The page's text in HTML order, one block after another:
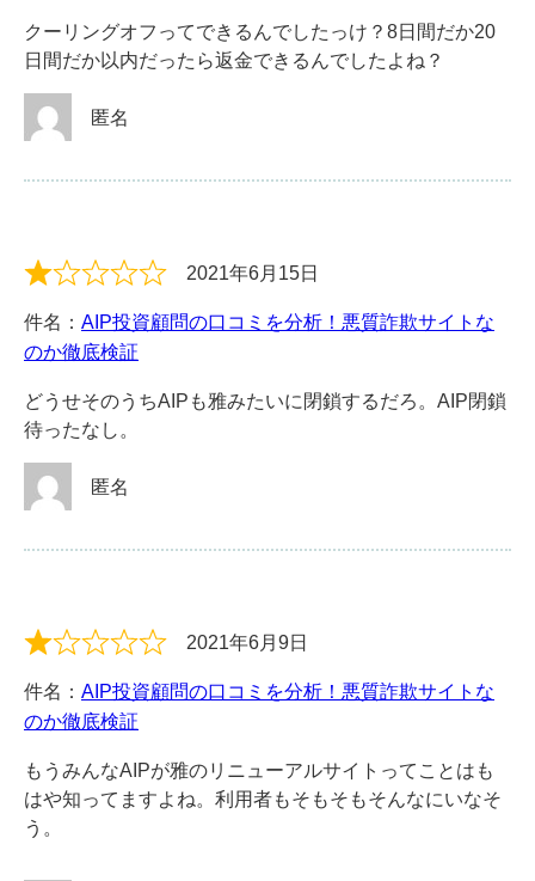
クーリングオフってできるんでしたっけ？8日間だか20
日間だか以内だったら返金できるんでしたよね？
匿名
2021年6月15日
件名： AIP投資顧問の口コミを分析！悪質詐欺サイトな
のか徹底検証
どうせそのうちAIPも雅みたいに閉鎖するだろ。AIP閉鎖
待ったなし。
匿名
2021年6月9日
件名： AIP投資顧問の口コミを分析！悪質詐欺サイトな
のか徹底検証
もうみんなAIPが雅のリニューアルサイトってことはも
はや知ってますよね。利用者もそもそもそんなにいなそ
う。